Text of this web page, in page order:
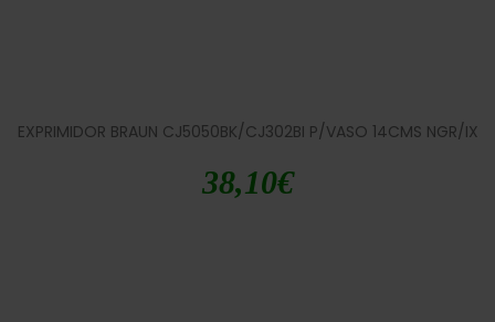
EXPRIMIDOR BRAUN CJ5050BK/CJ302BI P/VASO 14CMS NGR/IX
38,10€